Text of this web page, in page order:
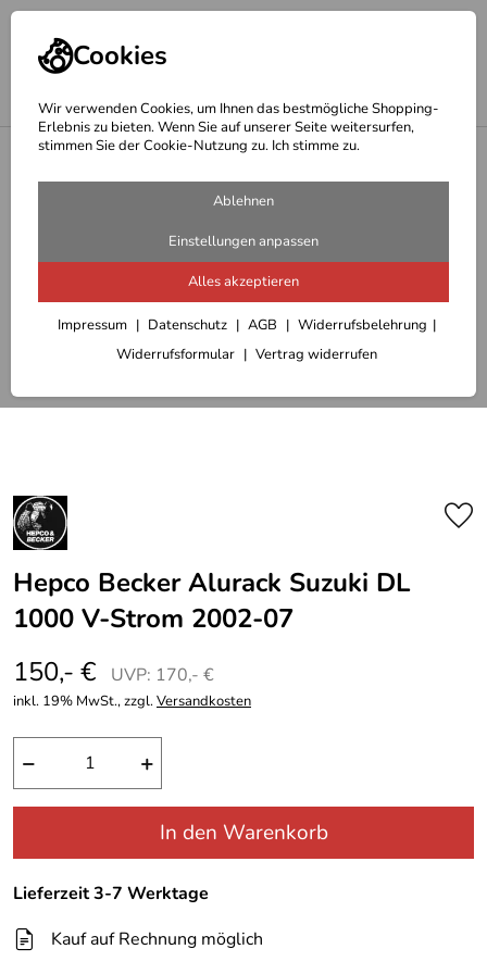
Cookies
Wir verwenden Cookies, um Ihnen das bestmögliche Shopping-
Erlebnis zu bieten. Wenn Sie auf unserer Seite weitersurfen,
stimmen Sie der Cookie-Nutzung zu. Ich stimme zu.
Ablehnen
Einstellungen anpassen
Alles akzeptieren
Impressum Datenschutz AGB
Widerrufsbelehrung
Widerrufsformular
Vertrag widerrufen
Hepco Becker Träger
Hepco Becker Alurack Suzuki DL
1000 V-Strom 2002-07
150,- €
UVP: 170,- €
inkl. 19% MwSt., zzgl.Versandkosten
− +
In den Warenkorb
Lieferzeit 3-7 Werktage
Kauf auf Rechnung möglich